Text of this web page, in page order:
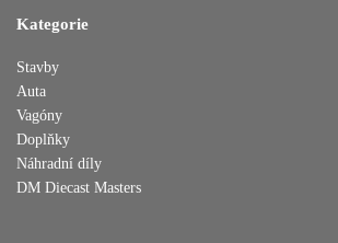
Kategorie
Stavby
Auta
Vagóny
Doplňky
Náhradní díly
DM Diecast Masters